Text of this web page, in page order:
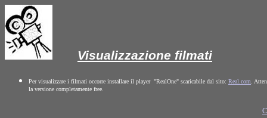
Visualizzazione filmati
Per visualizzare i filmati occorre installare il player "RealOne" scaricabile dal sito: Real.com .
la versione completamente free.